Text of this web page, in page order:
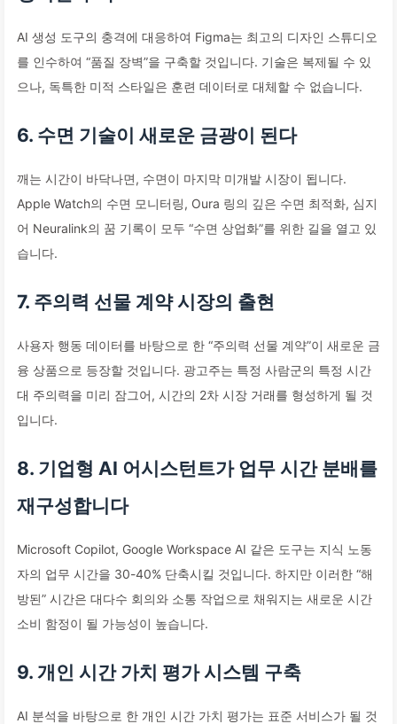
AI 생성 도구의 충격에 대응하여 Figma는 최고의 디자인 스튜디오
를 인수하여 “품질 장벽”을 구축할 것입니다. 기술은 복제될 수 있
으나, 독특한 미적 스타일은 훈련 데이터로 대체할 수 없습니다.
6. 수면 기술이 새로운 금광이 된다
깨는 시간이 바닥나면, 수면이 마지막 미개발 시장이 됩니다.
Apple Watch의 수면 모니터링, Oura 링의 깊은 수면 최적화, 심지
어 Neuralink의 꿈 기록이 모두 “수면 상업화”를 위한 길을 열고 있
습니다.
7. 주의력 선물 계약 시장의 출현
사용자 행동 데이터를 바탕으로 한 “주의력 선물 계약”이 새로운 금
융 상품으로 등장할 것입니다. 광고주는 특정 사람군의 특정 시간
대 주의력을 미리 잠그어, 시간의 2차 시장 거래를 형성하게 될 것
입니다.
8. 기업형 AI 어시스턴트가 업무 시간 분배를
재구성합니다
Microsoft Copilot, Google Workspace AI 같은 도구는 지식 노동
자의 업무 시간을 30-40% 단축시킬 것입니다. 하지만 이러한 “해
방된” 시간은 대다수 회의와 소통 작업으로 채워지는 새로운 시간
소비 함정이 될 가능성이 높습니다.
9. 개인 시간 가치 평가 시스템 구축
AI 분석을 바탕으로 한 개인 시간 가치 평가는 표준 서비스가 될 것